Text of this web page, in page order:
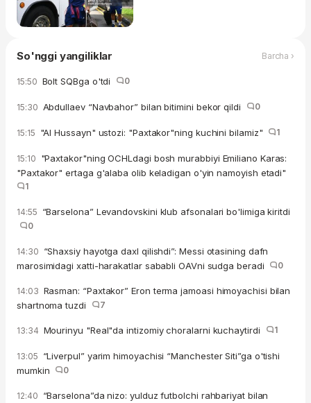
So'nggi yangiliklar Barcha ›
15:50 Bolt SQBga o'tdi 0
15:30 Abdullaev “Navbahor” bilan bitimini bekor qildi 0
15:15 "Al Hussayn" ustozi: "Paxtakor"ning kuchini bilamiz" 1
15:10 "Paxtakor"ning OCHLdagi bosh murabbiyi Emiliano Karas:
"Paxtakor" ertaga g'alaba olib keladigan o'yin namoyish etadi"
1
14:55 “Barselona” Levandovskini klub afsonalari bo'limiga kiritdi
0
14:30 “Shaxsiy hayotga daxl qilishdi”: Messi otasining dafn
marosimidagi xatti-harakatlar sababli OAVni sudga beradi
0
14:03 Rasman: “Paxtakor” Eron terma jamoasi himoyachisi bilan
shartnoma tuzdi
7
13:34 Mourinyu "Real"da intizomiy choralarni kuchaytirdi 1
13:05 “Liverpul” yarim himoyachisi “Manchester Siti”ga o'tishi
mumkin
0
12:40 “Barselona”da nizo: yulduz futbolchi rahbariyat bilan